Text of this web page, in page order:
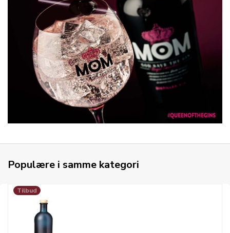
Populære i samme kategori
Tilbud